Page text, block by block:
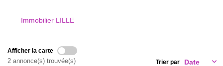
Immobilier LILLE
Afficher la carte
2 annonce(s) trouvée(s) Trier par